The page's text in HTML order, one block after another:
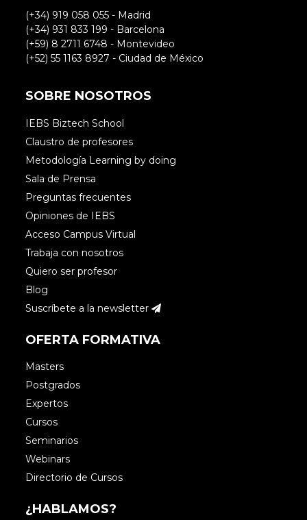
(+34) 919 058 055 - Madrid
(+34) 931 833 199 - Barcelona
(+59) 8 2711 6748 - Montevideo
(+52) 55 1163 8927 - Ciudad de México
SOBRE NOSOTROS
IEBS Biztech School
Claustro de profesores
Metodología Learning by doing
Sala de Prensa
Preguntas frecuentes
Opiniones de IEBS
Acceso Campus Virtual
Trabaja con nosotros
Quiero ser profesor
Blog
Suscríbete a la newsletter
OFERTA FORMATIVA
Masters
Postgrados
Expertos
Cursos
Seminarios
Webinars
Directorio de Cursos
¿HABLAMOS?